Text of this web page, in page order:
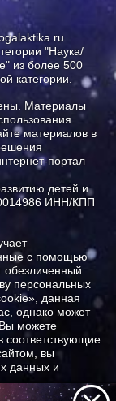
"Наука/
из более 500
категории.
Материалы
материалов в
портал
детей и
ИНН/КПП
с помощью
обезличенный
персональных
данная
однако может
можете
соответствующие
вы
данных и